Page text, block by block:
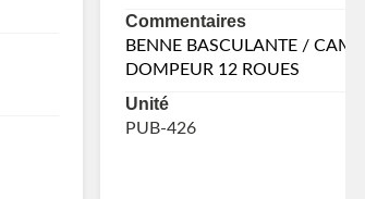
Commentaires
BENNE BASCULANTE /
DOMPEUR 12 ROUES
Unité
PUB-426